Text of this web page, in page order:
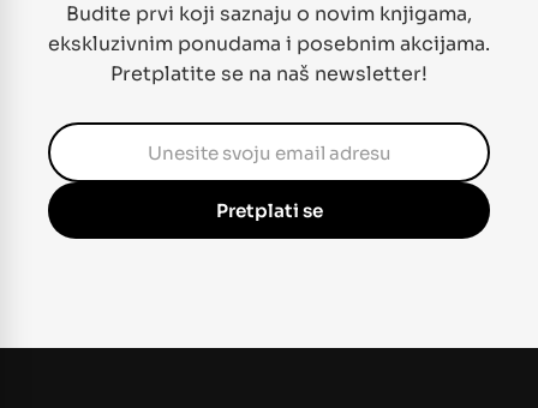
Budite prvi koji saznaju o novim knjigama,
ekskluzivnim ponudama i posebnim akcijama.
Pretplatite se na naš newsletter!
Pretplati se